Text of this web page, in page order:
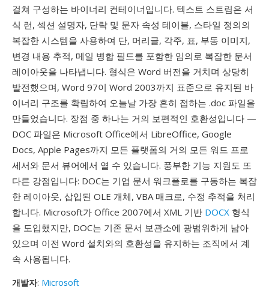
걸쳐 구성하는 바이너리 컨테이너입니다. 텍스트 스트림은 서
식 런, 섹션 설명자, 단락 및 문자 속성 테이블, 스타일 정의의
복잡한 시스템을 사용하여 단, 머리글, 각주, 표, 부동 이미지,
변경 내용 추적, 메일 병합 필드를 포함한 임의로 복잡한 문서
레이아웃을 나타냅니다. 형식은 Word 버전을 거치며 상당히
발전했으며, Word 97이 Word 2003까지 표준으로 유지된 바
이너리 구조를 확립하여 오늘날 가장 흔히 접하는 .doc 파일을
만들었습니다. 장점 중 하나는 거의 보편적인 호환성입니다 —
DOC 파일은 Microsoft Office에서 LibreOffice, Google
Docs, Apple Pages까지 모든 플랫폼의 거의 모든 워드 프로
세서와 문서 뷰어에서 열 수 있습니다. 풍부한 기능 지원도 또
다른 강점입니다: DOC는 기업 문서 워크플로를 구동하는 복잡
한 레이아웃, 삽입된 OLE 개체, VBA 매크로, 수정 추적을 처리
합니다. Microsoft가 Office 2007에서 XML 기반 DOCX 형식
을 도입했지만, DOC는 기존 문서 보관소에 광범위하게 남아
있으며 이전 Word 설치와의 호환성을 유지하는 조직에서 계
속 사용됩니다.
개발자: Microsoft